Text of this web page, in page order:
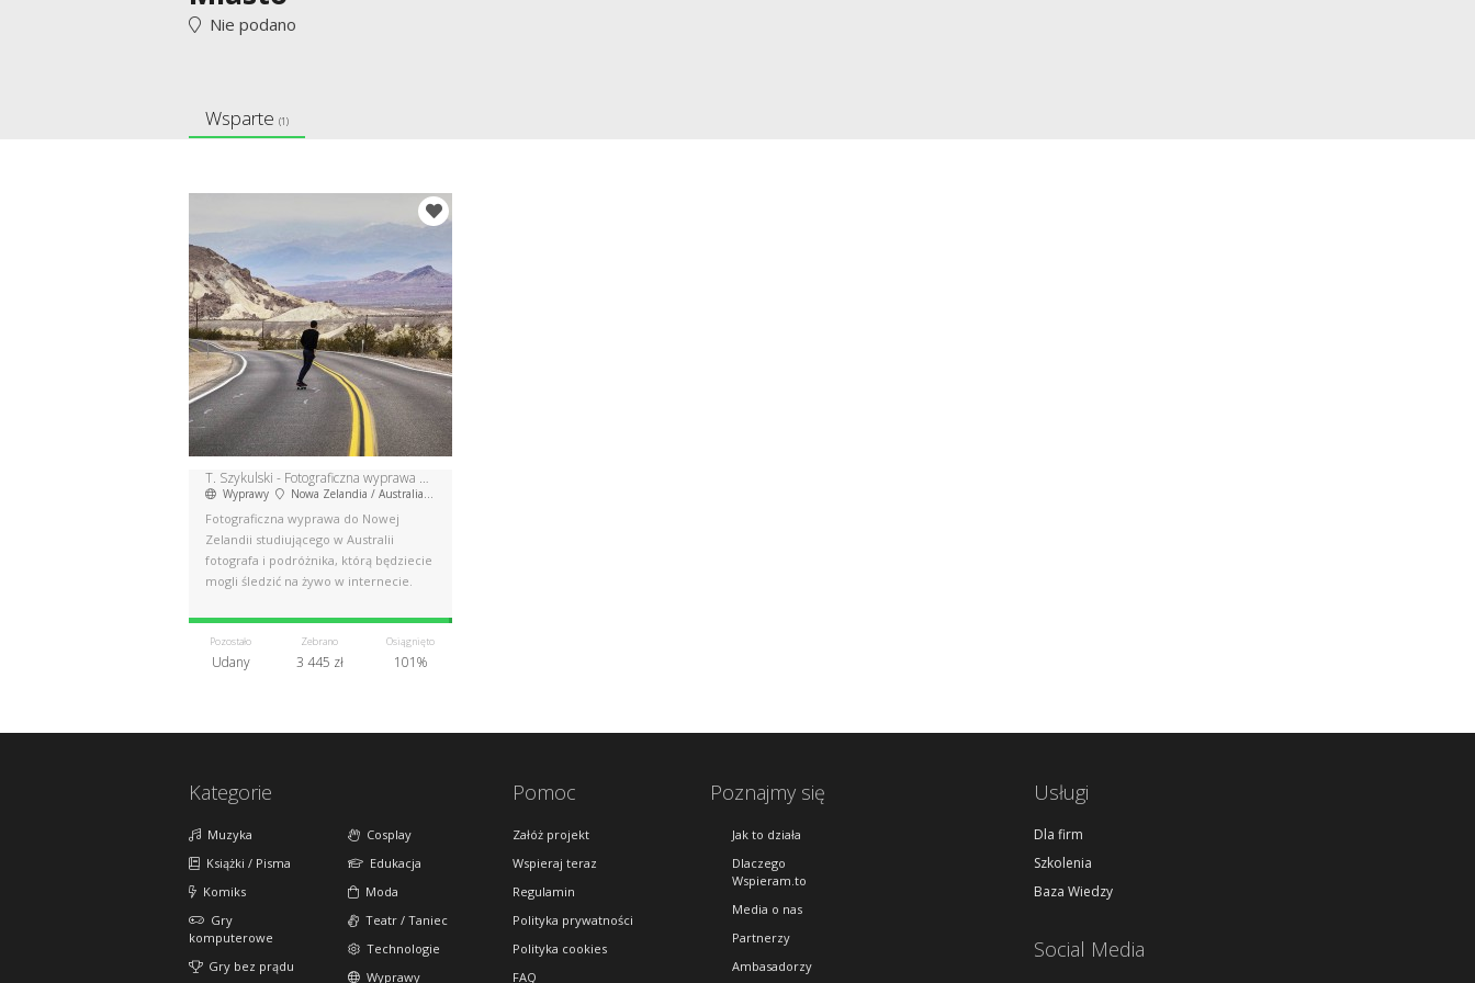
Nie podano
Wsparte (1)
T. Szykulski - Fotograficzna wyprawa do Nowej Zelandii
Wyprawy Nowa Zelandia / Australia / Polska
Fotograficzna wyprawa do Nowej
Zelandii studiującego w Australii
fotografa i podróżnika, którą będziecie
mogli śledzić na żywo w internecie.
Pozostało
Udany
Zebrano
3 445 zł
Osiągnięto
101%
Kategorie
Muzyka
Książki / Pisma
Komiks
Gry
komputerowe
Gry bez prądu
Cosplay
Edukacja
Moda
Teatr / Taniec
Technologie
Wyprawy
Pomoc
Załóż projekt
Wspieraj teraz
Regulamin
Polityka prywatności
Polityka cookies
FAQ
Poznajmy się
Jak to działa
Dlaczego
Wspieram.to
Media o nas
Partnerzy
Ambasadorzy
Usługi
Dla firm
Szkolenia
Baza Wiedzy
Social Media